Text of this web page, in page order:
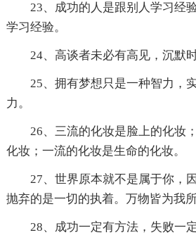
23、成功的人是跟别人学习经
学习经验。
24、高谈者未必有高见，沉默
25、拥有梦想只是一种智力，
力。
26、三流的化妆是脸上的化妆
化妆；一流的化妆是生命的化妆。
27、世界原本就不是属于你，
抛弃的是一切的执着。万物皆为我
28、成功一定有方法，失败一